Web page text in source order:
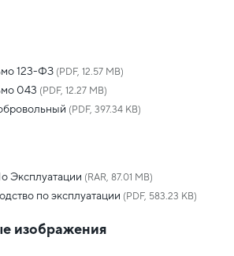
123-ФЗ (PDF, 12.57 MB)
043 (PDF, 12.27 MB)
(PDF, 397.34 KB)
Эксплуатации (RAR, 87.01 MB)
по эксплуатации (PDF, 583.23 KB)
изображения